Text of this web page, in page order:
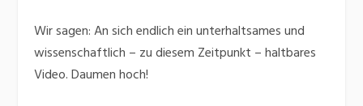
Wir sagen: An sich endlich ein unterhaltsames und
wissenschaftlich – zu diesem Zeitpunkt – haltbares
Video. Daumen hoch!